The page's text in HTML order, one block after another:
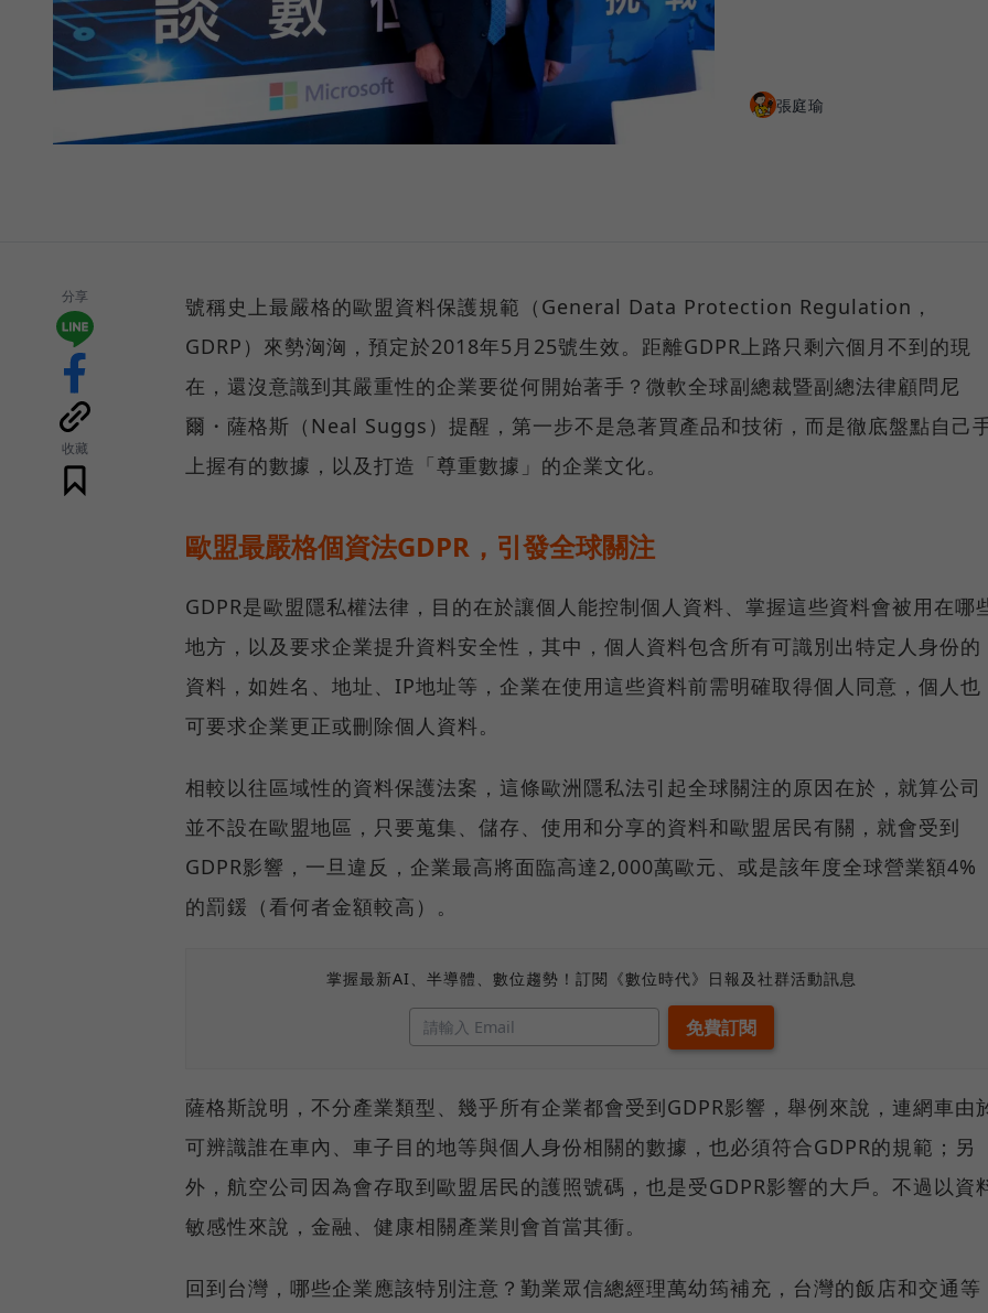
張庭瑜
分享
收藏
號稱史上最嚴格的歐盟資料保護規範（General Data Protection Regulation，
GDRP）來勢洶洶，預定於2018年5月25號生效。距離GDPR上路只剩六個月不到的現
在，還沒意識到其嚴重性的企業要從何開始著手？微軟全球副總裁暨副總法律顧問尼
爾・薩格斯（Neal Suggs）提醒，第一步不是急著買產品和技術，而是徹底盤點自己
上握有的數據，以及打造「尊重數據」的企業文化。
歐盟最嚴格個資法GDPR，引發全球關注
GDPR是歐盟隱私權法律，目的在於讓個人能控制個人資料、掌握這些資料會被用在哪
地方，以及要求企業提升資料安全性，其中，個人資料包含所有可識別出特定人身份的
資料，如姓名、地址、IP地址等，企業在使用這些資料前需明確取得個人同意，個人也
可要求企業更正或刪除個人資料。
相較以往區域性的資料保護法案，這條歐洲隱私法引起全球關注的原因在於，就算公司
並不設在歐盟地區，只要蒐集、儲存、使用和分享的資料和歐盟居民有關，就會受到
GDPR影響，一旦違反，企業最高將面臨高達2,000萬歐元、或是該年度全球營業額4%
的罰鍰（看何者金額較高）。
掌握最新AI、半導體、數位趨勢！訂閱《數位時代》日報及社群活動訊息
薩格斯說明，不分產業類型、幾乎所有企業都會受到GDPR影響，舉例來說，連網車由
可辨識誰在車內、車子目的地等與個人身份相關的數據，也必須符合GDPR的規範；另
外，航空公司因為會存取到歐盟居民的護照號碼，也是受GDPR影響的大戶。不過以資
敏感性來說，金融、健康相關產業則會首當其衝。
回到台灣，哪些企業應該特別注意？勤業眾信總經理萬幼筠補充，台灣的飯店和交通等